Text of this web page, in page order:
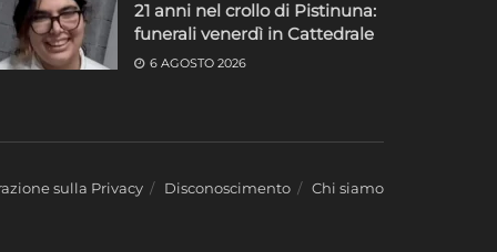
21 anni nel crollo di Pistinuna:
funerali venerdì in Cattedrale
6 AGOSTO 2026
sulla Privacy Disconoscimento Chi siamo